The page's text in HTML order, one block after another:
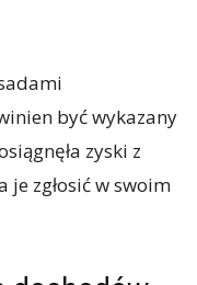
być wykazany
zyski z
zgłosić w swoim